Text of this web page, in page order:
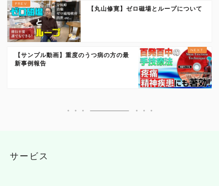
【丸山修寛】ゼロ磁場とループについて
【サンプル動画】重度のうつ病の方の最
新事例報告
サービス